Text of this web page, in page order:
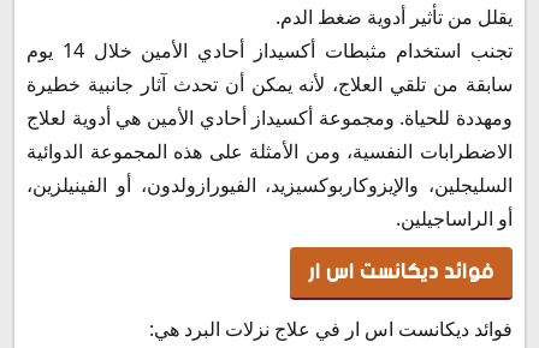
يقلل من تأثير أدوية ضغط الدم.
تجنب استخدام مثبطات أكسيداز أحادي الأمين خلال 14 يوم
سابقة من تلقي العلاج، لأنه يمكن أن تحدث آثار جانبية خطيرة
ومهددة للحياة. ومجموعة أكسيداز أحادي الأمين هي أدوية لعلاج
الاضطرابات النفسية، ومن الأمثلة على هذه المجموعة الدوائية
السليجلين، والإيزوكاربوكسيزيد، الفيورازولدون، أو الفينيلزين،
أو الراساجيلين.
فوائد ديكانست اس ار
فوائد ديكانست اس ار في علاج نزلات البرد هي: